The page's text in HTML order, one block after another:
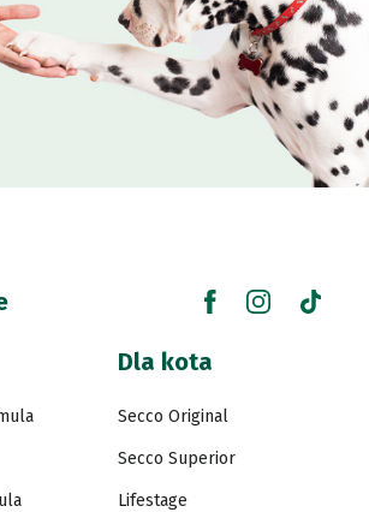
Dla kota
Secco Original
Secco Superior
Lifestage